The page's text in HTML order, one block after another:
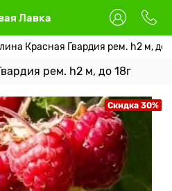
Лавка
Красная Гвардия рем. h2 м, до
рем. h2 м, до 18г
Скидка 30%